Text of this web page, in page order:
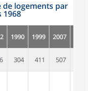
de logements par
1968
1990 1999 2007
304 411 507